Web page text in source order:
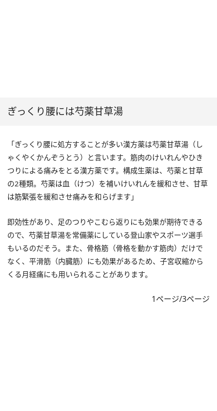
ぎっくり腰には芍薬甘草湯
「ぎっくり腰に処方することが多い漢方薬は芍薬甘草湯（し
ゃくやくかんぞうとう）と言います。筋肉のけいれんやひき
つりによる痛みをとる漢方薬です。構成生薬は、芍薬と甘草
の2種類。芍薬は血（けつ）を補いけいれんを緩和させ、甘草
は筋緊張を緩和させ痛みを和らげます」
即効性があり、足のつりやこむら返りにも効果が期待できる
ので、芍薬甘草湯を常備薬にしている登山家やスポーツ選手
もいるのだそう。また、骨格筋（骨格を動かす筋肉）だけで
なく、平滑筋（内臓筋）にも効果があるため、子宮収縮から
くる月経痛にも用いられることがあります。
1ページ/3ページ